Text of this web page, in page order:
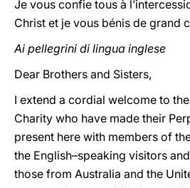
Je vous confie tous à
Christ et je vous bénis de grand
Ai pellegrini di lingua inglese
Dear Brothers and Sisters,
I extend a cordial welcome to
Charity who have made their
present here with members of
the English–speaking visitors
those from Australia and the